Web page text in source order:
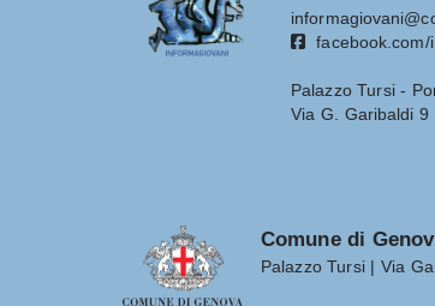
facebook.com/
Palazzo Tursi -
Via G. Garibaldi
Comune di
Palazzo Tursi | Via